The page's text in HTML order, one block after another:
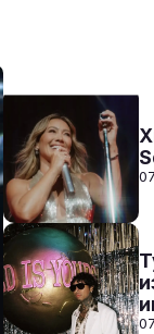
СЛУШАЙ